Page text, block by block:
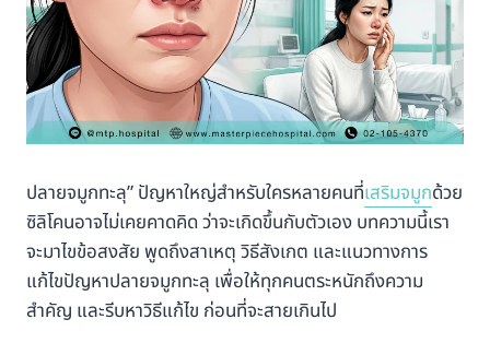
ปลายจมูกทะลุ” ปัญหาใหญ่สำหรับใครหลายคนที่เสริมจมูกด้วย
ซิลิโคนอาจไม่เคยคาดคิด ว่าจะเกิดขึ้นกับตัวเอง บทความนี้เรา
จะมาไขข้อสงสัย พูดถึงสาเหตุ วิธีสังเกต และแนวทางการ
แก้ไขปัญหาปลายจมูกทะลุ เพื่อให้ทุกคนตระหนักถึงความ
สำคัญ และรีบหาวิธีแก้ไข ก่อนที่จะสายเกินไป